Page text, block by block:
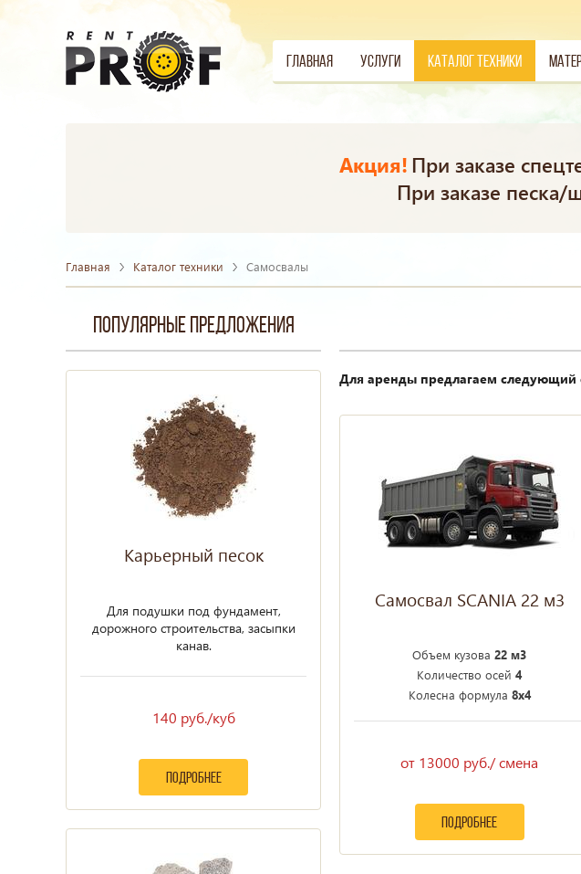
Главная Услуги Каталог техники
Акция! При заказе
При заказе
Главная Каталог техники Самосвалы
Популярные предложения
Карьерный песок
Для подушки под фундамент,
дорожного строительства, засыпки
канав.
140 руб./куб
подробнее
Для аренды предлагаем следующий
Самосвал SCANIA 22 м3
Объем кузова 22 м3
Количество осей 4
Колесна формула 8х4
от 13000 руб./ смена
подробнее